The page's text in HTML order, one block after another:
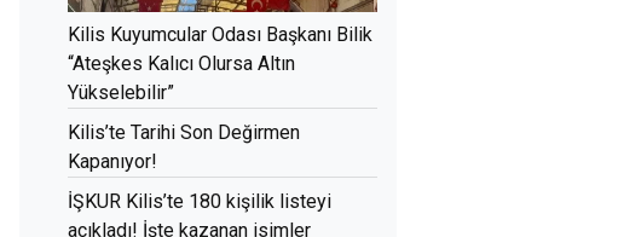
Kilis Kuyumcular Odası Başkanı Bilik
“Ateşkes Kalıcı Olursa Altın
Yükselebilir”
Kilis’te Tarihi Son Değirmen
Kapanıyor!
İŞKUR Kilis’te 180 kişilik listeyi
açıkladı! İşte kazanan isimler